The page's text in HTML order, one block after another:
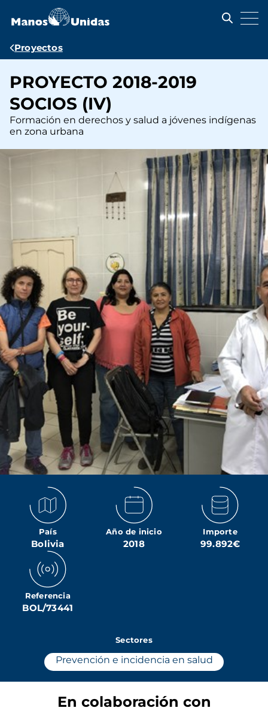
contenido
Ruta
navegación
Proyectos
PROYECTO 2018-2019
SOCIOS (IV)
Formación en derechos y salud a jóvenes indígenas
en zona urbana
País
Bolivia
Año de inicio
2018
Importe
99.892€
Referencia
BOL/73441
Sectores
Prevención e incidencia en salud
En colaboración con